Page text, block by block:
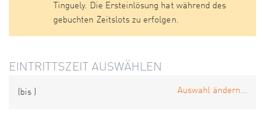
Tinguely. Die Ersteinlösung hat während des
gebuchten Zeitslots zu erfolgen.
EINTRITTSZEIT AUSWÄHLEN
(bis ) Auswahl ändern...